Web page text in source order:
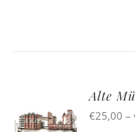
WÄHLEN
Alte
€25,00 –